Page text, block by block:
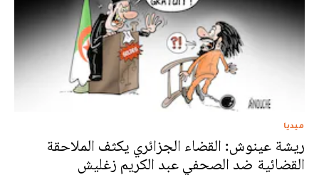
ميديا
ريشة عينوش: القضاء الجزائري يكثف الملاحقة
القضائية ضد الصحفي عبد الكريم زغليش